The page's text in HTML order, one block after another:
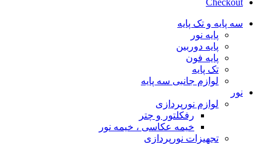
Checkout
سه پایه و تک پایه
پایه نور
پایه دوربین
پایه فون
تک پایه
لوازم جانبی سه پایه
نور
لوازم نورپردازی
رفکلتور و چتر
خیمه عکاسی ، خیمه نور
تجهیزات نورپردازی